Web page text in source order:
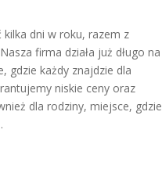
kilka dni w roku, razem z
firma działa już długo na
gdzie każdy znajdzie dla
niskie ceny oraz
dla rodziny, miejsce, gdzie